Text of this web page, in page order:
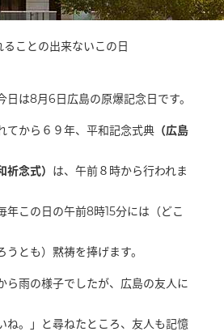
ることの出来ないこの日
日は8月6日広島の原爆記念日です。
てから６９年、平和記念式典 （広島
念式） は、午前８時から行われま
年この日の午前8時15分には（どこ
とも）黙祷を捧げます。
ら雨の様子でしたが、広島の友人に
ね。」と尋ねたところ、友人も記憶